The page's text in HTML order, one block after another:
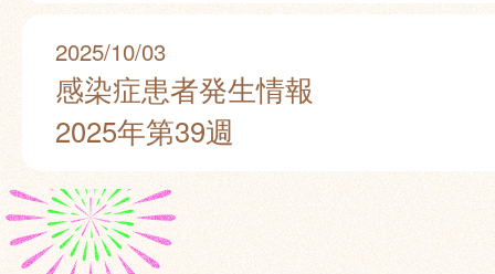
2025/10/03
感染症患者発生情報
2025年第39週